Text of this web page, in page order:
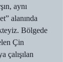
aynı
alanında
Bölgede
Çin
çalışılan